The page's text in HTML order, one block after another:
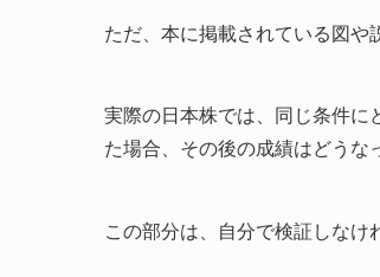
ただ、本に掲載されている図や
実際の日本株では、同じ条件に
た場合、その後の成績はどうな
この部分は、自分で検証しなけ